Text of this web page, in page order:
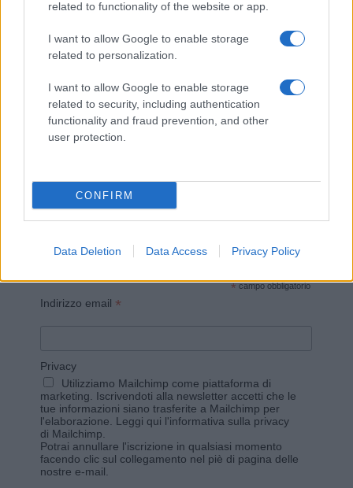
related to functionality of the website or app.
I want to allow Google to enable storage
related to personalization.
I want to allow Google to enable storage
related to security, including authentication
functionality and fraud prevention, and other
user protection.
CONFIRM
Data Deletion Data Access Privacy Policy
Invia un Comunicato Stampa|Pubblicità
Vuoi rimanere sempre aggiornato?
Iscriviti alla newsletter di Gallura Oggi e ricevi le nostre
email periodiche contenenti le ultime notizie pubblicate
*campo obbligatorio
Indirizzo email *
Privacy
Utilizziamo Mailchimp come piattaforma di
marketing. Iscrivendoti alla newsletter accetti che le
tue informazioni siano trasferite a Mailchimp per
l'elaborazione. Leggi qui l'informativa sulla privacy
di Mailchimp
Potrai annullare l'iscrizione in qualsiasi momento
facendo clic sul collegamento nel piè di pagina delle
nostre e-mail.